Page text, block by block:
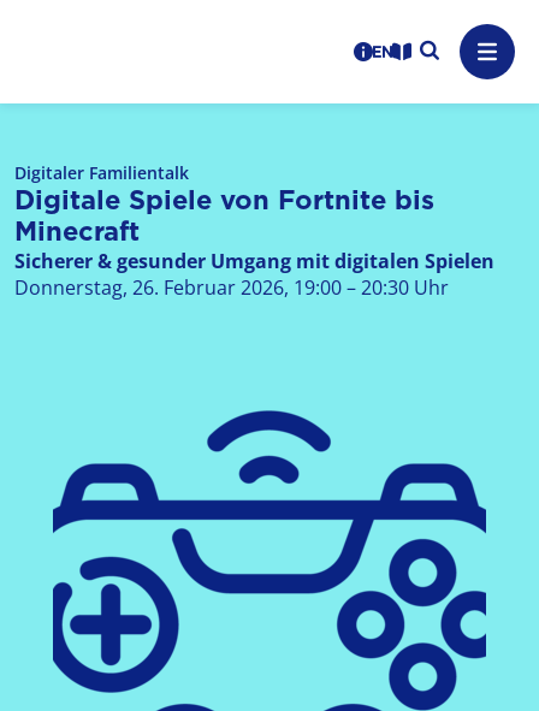
Logo: LPR Medienanstalt Hessen, Claim: Medien,
Benutzerhinweise
informations in
Leichte Sprache
Suche
Digitaler Familientalk
Digitale Spiele von Fortnite bis
Minecraft
Sicherer & gesunder Umgang mit digitalen Spielen
Donnerstag, 26. Februar 2026, 19:00 – 20:30 Uhr